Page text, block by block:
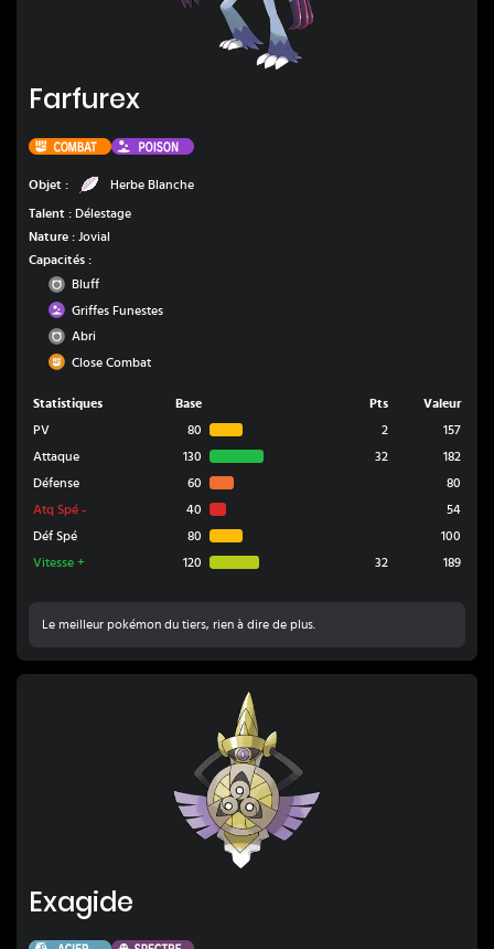
Farfurex
Combat Poison
Objet :
Herbe Blanche
Herbe Blanche
Talent : Délestage
Nature : Jovial
Capacités :
Normal
Bluff
Poison
Griffes Funestes
Normal
Abri
Combat
Close Combat
Statistiques Base Pts
Valeur
PV
80 2
157
Attaque
130 32
182
Défense
60
80
Atq Spé - 40
54
Déf Spé
80
100
Vitesse + 120 32 189
Le meilleur pokémon du tiers, rien à dire de plus.
Exagide